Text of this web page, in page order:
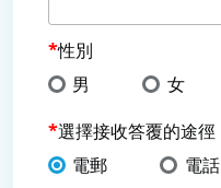
性別
男
女
選擇接收答覆的途徑
電郵
電話